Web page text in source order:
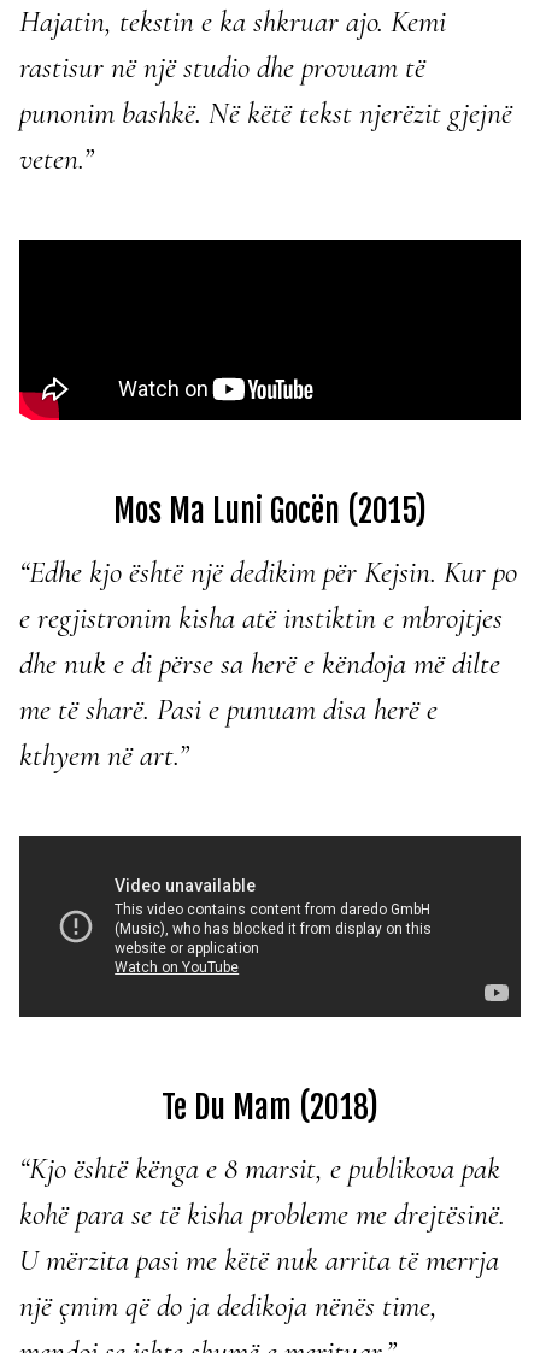
Hajatin, tekstin e ka shkruar ajo. Kemi
rastisur në një studio dhe provuam të
punonim bashkë. Në këtë tekst njerëzit gjejnë
veten.”
Mos Ma Luni Gocën (2015)
“Edhe kjo është një dedikim për Kejsin. Kur po
e regjistronim kisha atë instiktin e mbrojtjes
dhe nuk e di përse sa herë e këndoja më dilte
me të sharë. Pasi e punuam disa herë e
kthyem në art.”
Te Du Mam (2018)
“Kjo është kënga e 8 marsit, e publikova pak
kohë para se të kisha probleme me drejtësinë.
U mërzita pasi me këtë nuk arrita të merrja
një çmim që do ja dedikoja nënës time,